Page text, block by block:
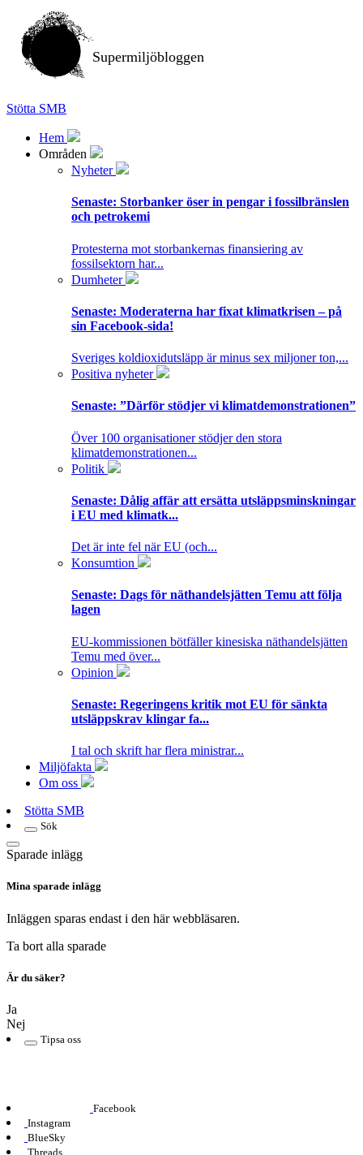
Supermiljöbloggen
Stötta SMB
Hem
Områden
Nyheter
Senaste: Storbanker öser in pengar i fossilbränslen
och petrokemi
Protesterna mot storbankernas finansiering av
fossilsektorn har...
Dumheter
Senaste: Moderaterna har fixat klimatkrisen – på
sin Facebook-sida!
Sveriges koldioxidutsläpp är minus sex miljoner ton,...
Positiva nyheter
Senaste: ”Därför stödjer vi klimatdemonstrationen”
Över 100 organisationer stödjer den stora
klimatdemonstrationen...
Politik
Senaste: Dålig affär att ersätta utsläppsminskningar
i EU med klimatk...
Det är inte fel när EU (och...
Konsumtion
Senaste: Dags för näthandelsjätten Temu att följa
lagen
EU-kommissionen bötfäller kinesiska näthandelsjätten
Temu med över...
Opinion
Senaste: Regeringens kritik mot EU för sänkta
utsläppskrav klingar fa...
I tal och skrift har flera ministrar...
Miljöfakta
Om oss
Stötta SMB
Sök
Sparade inlägg
Mina sparade inlägg
Inläggen sparas endast i den här webbläsaren.
Ta bort alla sparade
Är du säker?
Ja
Nej
Tipsa oss
Facebook
Instagram
BlueSky
Threads